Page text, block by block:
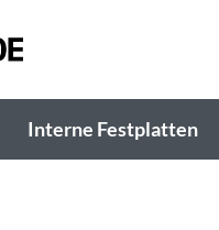
Interne Festplatten